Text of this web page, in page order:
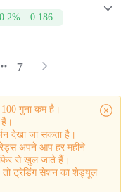
0.186
7
गुना कम है।
देखा जा सकता है।
अपने आप हर महीने
से खुल जाते हैं।
तो ट्रेडिंग सेशन का शेड्यूल